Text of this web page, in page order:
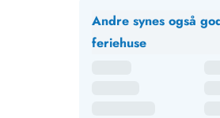
Andre synes også
feriehuse